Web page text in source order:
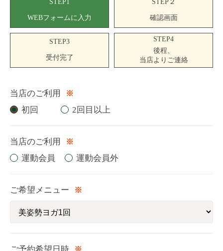
STEP1
WEBフォームに入力
STEP２
確認画面
STEP3
受付完了
STEP4
後程、
当店よりご連絡
当店のご利用 ※
初回 2回目以上
当店のご利用 ※
運動会員 運動会員外
ご希望メニュー ※
※